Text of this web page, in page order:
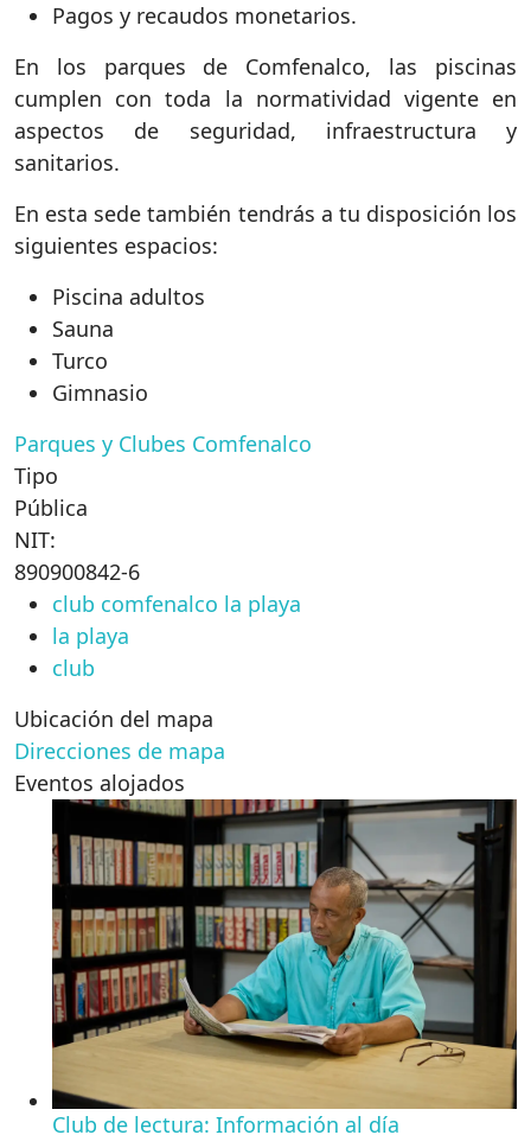
Pagos y recaudos monetarios.
En los parques de Comfenalco, las piscinas
cumplen con toda la normatividad vigente en
aspectos de seguridad, infraestructura y
sanitarios.
En esta sede también tendrás a tu disposición los
siguientes espacios:
Piscina adultos
Sauna
Turco
Gimnasio
Parques y Clubes Comfenalco
Tipo
Pública
NIT:
890900842-6
club comfenalco la playa
la playa
club
Ubicación del mapa
Direcciones de mapa
Eventos alojados
Club de lectura: Información al día